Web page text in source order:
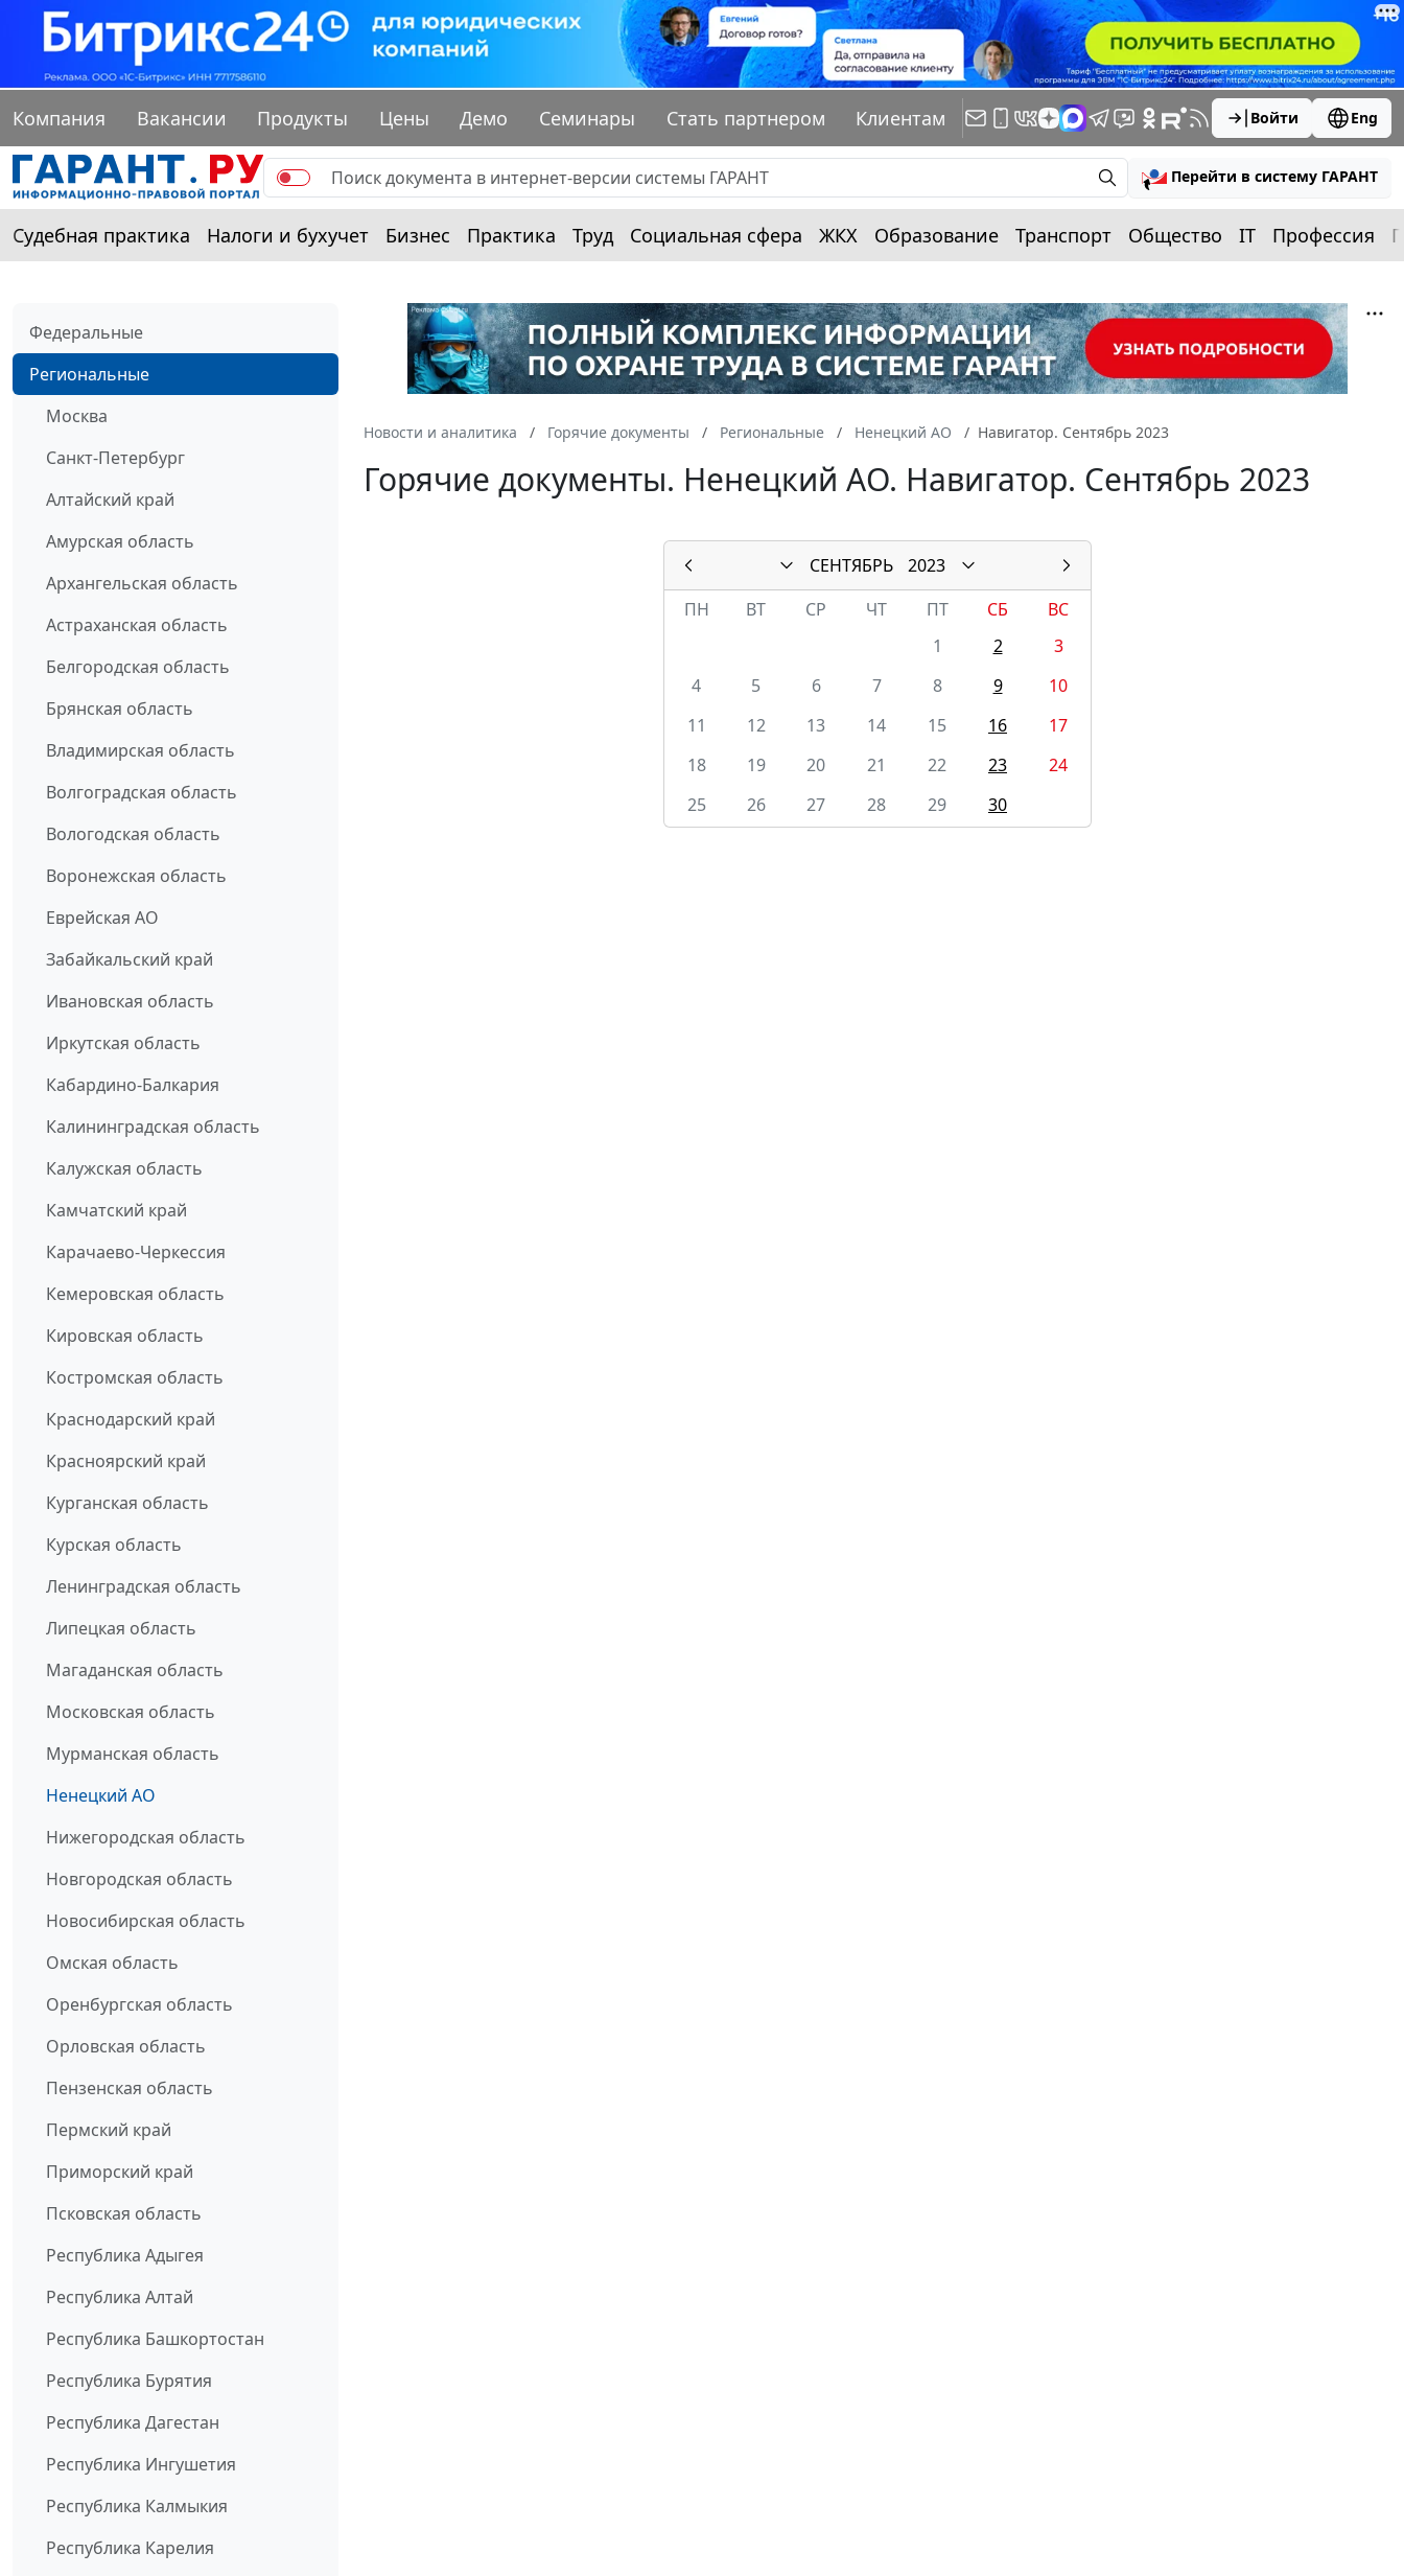
Компания Вакансии Продукты Цены Демо Семинары Стать партнером Клиентам Войти Eng
Перейти в систему ГАРАНТ
Судебная практика Налоги и бухучет Бизнес Практика Труд Социальная сфера ЖКХ Образование Транспорт Общество IT Профессия
Федеральные
Региональные
Москва
Санкт-Петербург
Алтайский край
Амурская область
Архангельская область
Астраханская область
Белгородская область
Брянская область
Владимирская область
Волгоградская область
Вологодская область
Воронежская область
Еврейская АО
Забайкальский край
Ивановская область
Иркутская область
Кабардино-Балкария
Калининградская область
Калужская область
Камчатский край
Карачаево-Черкессия
Кемеровская область
Кировская область
Костромская область
Краснодарский край
Красноярский край
Курганская область
Курская область
Ленинградская область
Липецкая область
Магаданская область
Московская область
Мурманская область
Ненецкий АО
Нижегородская область
Новгородская область
Новосибирская область
Омская область
Оренбургская область
Орловская область
Пензенская область
Пермский край
Приморский край
Псковская область
Республика Адыгея
Республика Алтай
Республика Башкортостан
Республика Бурятия
Республика Дагестан
Республика Ингушетия
Республика Калмыкия
Республика Карелия
Новости и аналитика Горячие документы Региональные Ненецкий АО Навигатор. Сентябрь 2023
Горячие документы. Ненецкий АО. Навигатор. Сентябрь 2023
СЕНТЯБРЬ
2023
ПН
ВТ СР ЧТ ПТ СБ
ВС
1
2
3
4
5 6 7 8 9
10
11
12 13 14 15 16
17
18
19 20 21 22 23
24
25
26 27 28 29 30